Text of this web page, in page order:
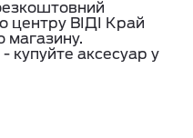
центру ВІДІ Край
купуйте аксесуар у